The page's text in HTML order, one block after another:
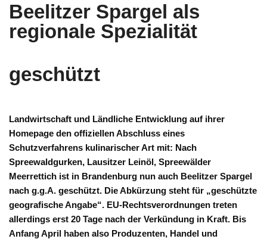
Beelitzer Spargel als
regionale Spezialität
geschützt
Landwirtschaft und Ländliche Entwicklung auf ihrer
Homepage den offiziellen Abschluss eines
Schutzverfahrens kulinarischer Art mit: Nach
Spreewaldgurken, Lausitzer Leinöl, Spreewälder
Meerrettich ist in Brandenburg nun auch Beelitzer Spargel
nach g.g.A. geschützt. Die Abkürzung steht für „geschützte
geografische Angabe“. EU-Rechtsverordnungen treten
allerdings erst 20 Tage nach der Verkündung in Kraft. Bis
Anfang April haben also Produzenten, Handel und